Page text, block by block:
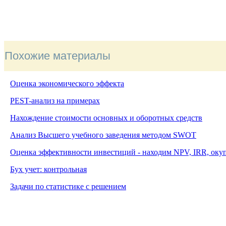
Похожие материалы
Оценка экономического эффекта
PEST-анализ на примерах
Нахождение стоимости основных и оборотных средств
Анализ Высшего учебного заведения методом SWOT
Оценка эффективности инвестиций - находим NPV, IRR,
Бух учет: контрольная
Задачи по статистике с решением